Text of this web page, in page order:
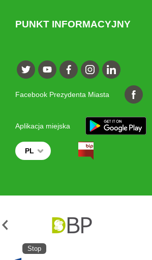
PUNKT INFORMACYJNY
Facebook Prezydenta Miasta
Aplikacja miejska
PL
Stop